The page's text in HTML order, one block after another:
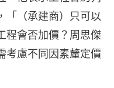
「（承建商）只可以
程會否加價？周思傑
考慮不同因素釐定價